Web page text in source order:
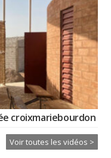
croixmariebourdon
Voir toutes les vidéos >